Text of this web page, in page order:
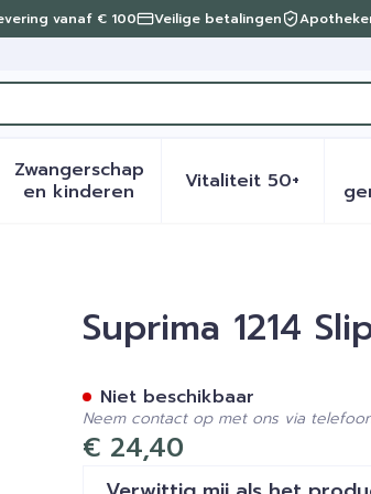
vanaf € 100 Veilige betalingen
verzorging en hygiëne categorie
voor Dieet, voeding en vitamines
Zwangerschap
en kinderenToon submenu voor
Vitaliteit 50+
Toon
Elastiek Wit T42
Suprima 1214
€ 24,40
Niet beschikbaar
Neem contact op met ons via